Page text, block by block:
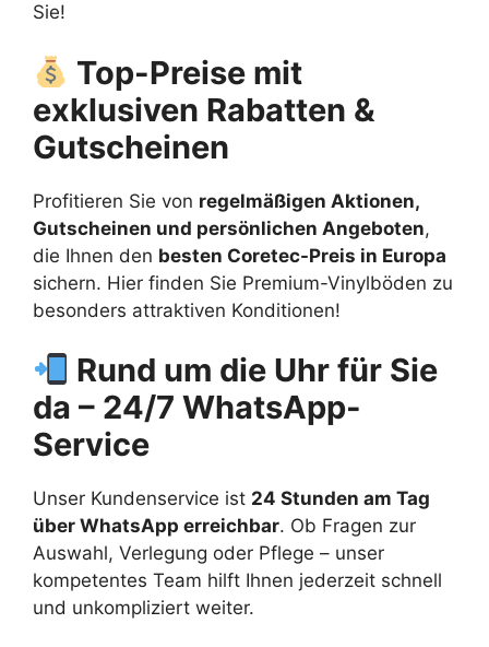
Sie!
Top-Preise mit
exklusiven Rabatten &
Gutscheinen
Profitieren Sie von regelmäßigen Aktionen,
Gutscheinen und persönlichen Angeboten,
die Ihnen den besten Coretec-Preis in Europa
sichern. Hier finden Sie Premium-Vinylböden zu
besonders attraktiven Konditionen!
Rund um die Uhr für Sie
da – 24/7 WhatsApp-
Service
Unser Kundenservice ist 24 Stunden am Tag
über WhatsApp erreichbar. Ob Fragen zur
Auswahl, Verlegung oder Pflege – unser
kompetentes Team hilft Ihnen jederzeit schnell
und unkompliziert weiter.